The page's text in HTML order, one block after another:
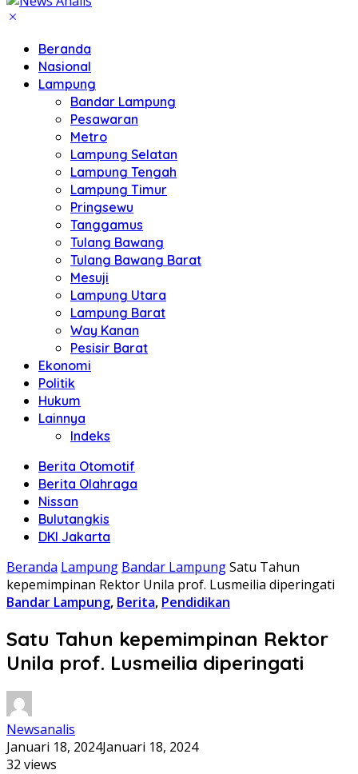
Beranda
Nasional
Lampung
Bandar Lampung
Pesawaran
Metro
Lampung Selatan
Lampung Tengah
Lampung Timur
Pringsewu
Tanggamus
Tulang Bawang
Tulang Bawang Barat
Mesuji
Lampung Utara
Lampung Barat
Way Kanan
Pesisir Barat
Ekonomi
Politik
Hukum
Lainnya
Indeks
Berita Otomotif
Berita Olahraga
Nissan
Bulutangkis
DKI Jakarta
Beranda Lampung Bandar LampungSatu Tahun
kepemimpinan Rektor Unila prof. Lusmeilia diperingati
Bandar Lampung, Berita, Pendidikan
Satu Tahun kepemimpinan Rektor
Unila prof. Lusmeilia diperingati
Newsanalis
Januari 18, 2024Januari 18, 2024
32 views